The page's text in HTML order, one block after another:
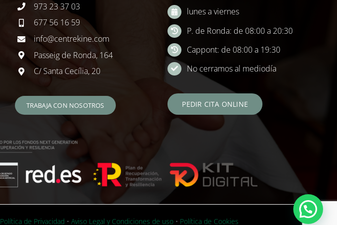
973 23 37 03
677 56 16 59
info@centrekine.com
Passeig de Ronda, 164
C/ Santa Cecília, 20
TRABAJA CON NOSOTROS
lunes a viernes
P. de Ronda: de 08:00 a 20:30
Cappont: de 08:00 a 19:30
No cerramos al mediodía
PEDIR CITA ONLINE
Política de Privacidad • Aviso Legal y Condiciones de uso• Política de Cookies